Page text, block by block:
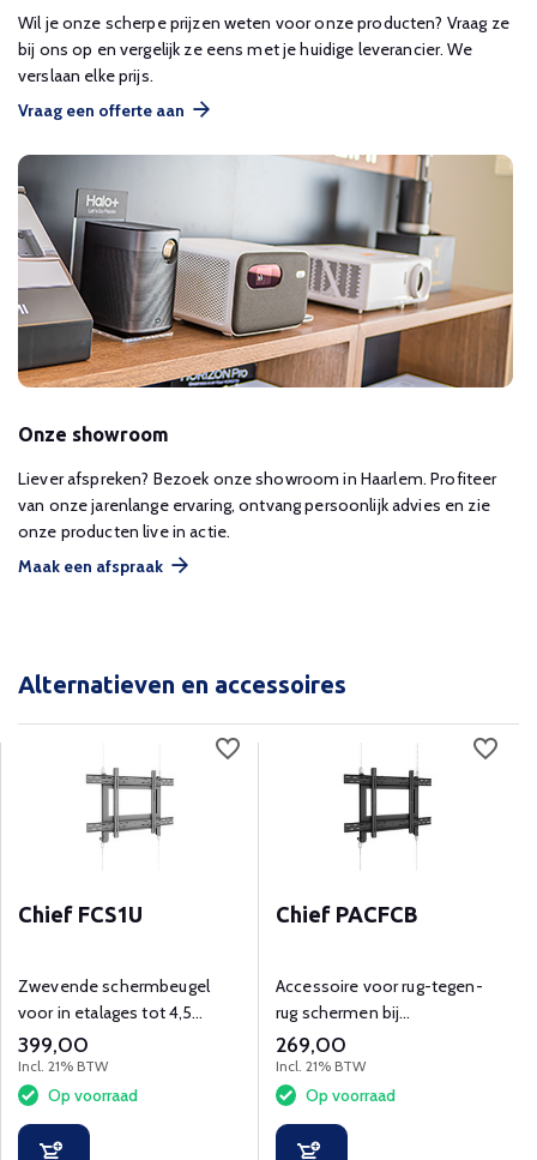
Wil je onze scherpe prijzen weten voor onze producten? Vraag ze
bij ons op en vergelijk ze eens met je huidige leverancier. We
verslaan elke prijs.
Vraag een offerte aan
Onze showroom
Liever afspreken? Bezoek onze showroom in Haarlem. Profiteer
van onze jarenlange ervaring, ontvang persoonlijk advies en zie
onze producten live in actie.
Maak een afspraak
Alternatieven en accessoires
Chief FCS1U
Zwevende schermbeugel
voor in etalages tot 4,5
meter hoogte.
399,00
Incl. 21% BTW
Op voorraad
Chief PACFCB
Accessoire voor rug-tegen-
rug schermen bij
etalagebeugel
269,00
Incl. 21% BTW
Op voorraad